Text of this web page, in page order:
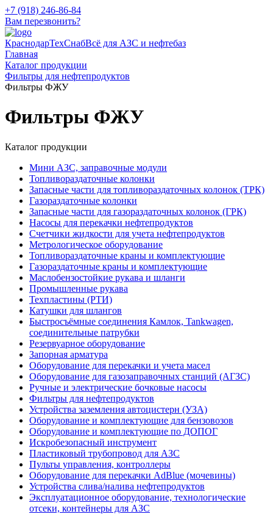
+7 (918) 246-86-84
Вам перезвонить?
КраснодарТехСнабВсё для АЗС и нефтебаз
Главная
Каталог продукции
Фильтры для нефтепродуктов
Фильтры ФЖУ
Фильтры ФЖУ
Каталог продукции
Мини АЗС, заправочные модули
Топливораздаточные колонки
Запасные части для топливораздаточных колонок (ТРК)
Газораздаточные колонки
Запасные части для газораздаточных колонок (ГРК)
Насосы для перекачки нефтепродуктов
Счетчики жидкости для учета нефтепродуктов
Метрологическое оборудование
Топливораздаточные краны и комплектующие
Газораздаточные краны и комплектующие
Маслобензостойкие рукава и шланги
Промышленные рукава
Техпластины (РТИ)
Катушки для шлангов
Быстросъёмные соединения Камлок, Tankwagen,
соединительные патрубки
Резервуарное оборудование
Запорная арматура
Оборудование для перекачки и учета масел
Оборудование для газозаправочных станций (АГЗС)
Ручные и электрические бочковые насосы
Фильтры для нефтепродуктов
Устройства заземления автоцистерн (УЗА)
Оборудование и комплектующие для бензовозов
Оборудование и комплектующие по ДОПОГ
Искробезопасный инструмент
Пластиковый трубопровод для АЗС
Пульты управления, контроллеры
Оборудование для перекачки AdBlue (мочевины)
Устройства слива/налива нефтепродуктов
Эксплуатационное оборудование, технологические
отсеки, контейнеры для АЗС